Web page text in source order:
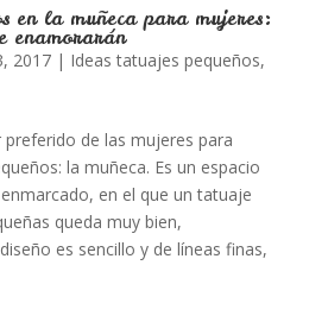
en la muñeca para mujeres:
enamorarán
2017| Ideas tatuajes pequeños,
preferido de las mujeres para
la muñeca. Es un espacio
en el que un tatuaje
queda muy bien,
es sencillo y de líneas finas,